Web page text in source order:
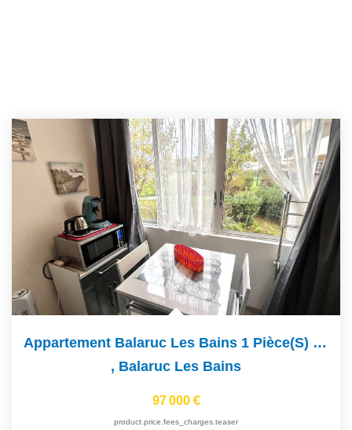
Appartement Balaruc Les Bains 1 Pièce(s) 19 M2
, Balaruc Les Bains
97 000 €
product.price.fees_charges.teaser